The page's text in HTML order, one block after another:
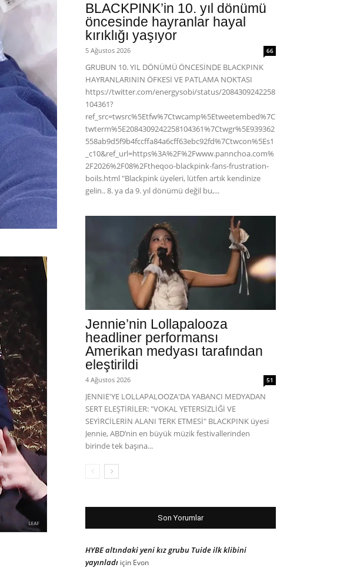
BLACKPINK’in 10. yıl dönümü
öncesinde hayranlar hayal
kırıklığı yaşıyor
5 Ağustos 2026 66
GRUBUN 10. YIL DÖNÜMÜ ÖNCESİNDE BLACKPINK
HAYRANLARININ ÖFKESİ VE PATLAMA NOKTASI
https://twitter.com/energysobi/status/2084309242258
104361?
ref_src=twsrc%5Etfw%7Ctwcamp%5Etweetembed%7C
twterm%5E2084309242258104361%7Ctwgr%5E939362
558ab9d5f9b4fccffa84a6cff63ebc92fd%7Ctwcon%5Es1
_c10&ref_url=https%3A%2F%2Fwww.pannchoa.com%
2F2026%2F08%2Ftheqoo-blackpink-fans-frustration-
boils.html "Blackpink üyeleri, lütfen artık kendinize
gelin.. 8. ya da 9. yıl dönümü değil bu,...
Jennie’nin Lollapalooza
headliner performansı
Amerikan medyası tarafından
eleştirildi
4 Ağustos 2026 51
JENNIE'YE LOLLAPALOOZA'DA YABANCI MEDYADAN
SERT ELEŞTİRİLER: "VOKAL YETERSİZLİĞİ VE
SEYİRCİLERİN ALANI TERK ETMESİ" BLACKPINK üyesi
Jennie, ABD’nin en büyük müzik festivallerinden
birinde tek başına...
Son Yorumlar
HYBE altındaki yeni kız grubu Tuide ilk klibini
yayınladı için Evon